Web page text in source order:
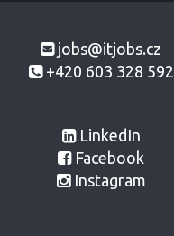
jobs@itjobs.cz
+420 603 328 592
LinkedIn
Facebook
Instagram